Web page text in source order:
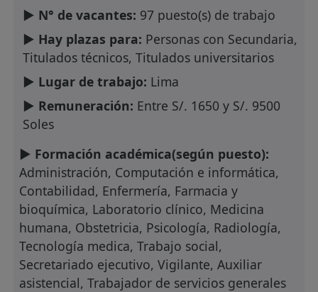
► N° de vacantes: 97 puesto(s) de trabajo
► Hay plazas para: Personas con Secundaria,
Titulados técnicos, Titulados universitarios
► Lugar de trabajo: Lima
► Remuneración: Entre S/. 1650 y S/. 9500
Soles
► Formación académica(según puesto):
Administración, Computación e informática,
Contabilidad, Enfermería, Farmacia y
bioquímica, Laboratorio clínico, Medicina
humana, Obstetricia, Psicología, Radiología,
Tecnología medica, Trabajo social,
Secretariado ejecutivo, Vigilante, Auxiliar
asistencial, Trabajador de servicios generales